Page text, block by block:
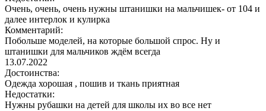
Очень, очень, очень нужны штанишки на мальчишек- от 104 и
далее интерлок и кулирка
Комментарий:
Побольше моделей, на которые большой спрос. Ну и
штанишки для мальчиков ждём всегда
13.07.2022
Достоинства:
Одежда хорошая , пошив и ткань приятная
Недостатки:
Нужны рубашки на детей для школы их во все нет